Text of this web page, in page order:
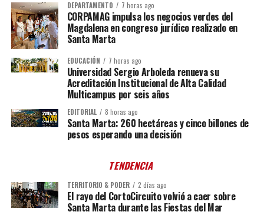
DEPARTAMENTO 7 horas ago
CORPAMAG impulsa los negocios verdes del
Magdalena en congreso jurídico realizado en
Santa Marta
EDUCACIÓN 7 horas ago
Universidad Sergio Arboleda renueva su
Acreditación Institucional de Alta Calidad
Multicampus por seis años
EDITORIAL 8 horas ago
Santa Marta: 260 hectáreas y cinco billones de
pesos esperando una decisión
TENDENCIA
TERRITORIO & PODER 2 días ago
El rayo del CortoCircuito volvió a caer sobre
Santa Marta durante las Fiestas del Mar